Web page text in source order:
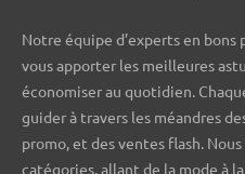
Notre équipe d’experts en bons
vous apporter les meilleures
économiser au quotidien.
guider à travers les méandres
promo, et des ventes flash.
catégories, allant de la mode à